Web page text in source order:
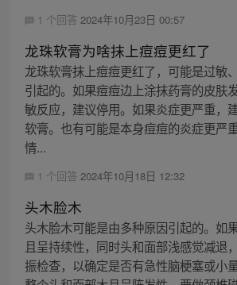
1 个回答 2024年10月23日 00:57
龙珠软膏为啥抹上痘痘更红了
龙珠软膏抹上痘痘更红了，可能是过敏
引起的。如果痘痘边上涂抹药膏的皮肤
敏反应，建议停用。如果炎症更严重，
软膏。也有可能是本身痘痘的炎症更严
情...
1 个回答 2024年10月18日 12:32
头木脸木
头木脸木可能是由多种原因引起的。如
且呈持续性，同时头和面部浅感觉减退
振检查，以确定是否有急性脑梗塞或小